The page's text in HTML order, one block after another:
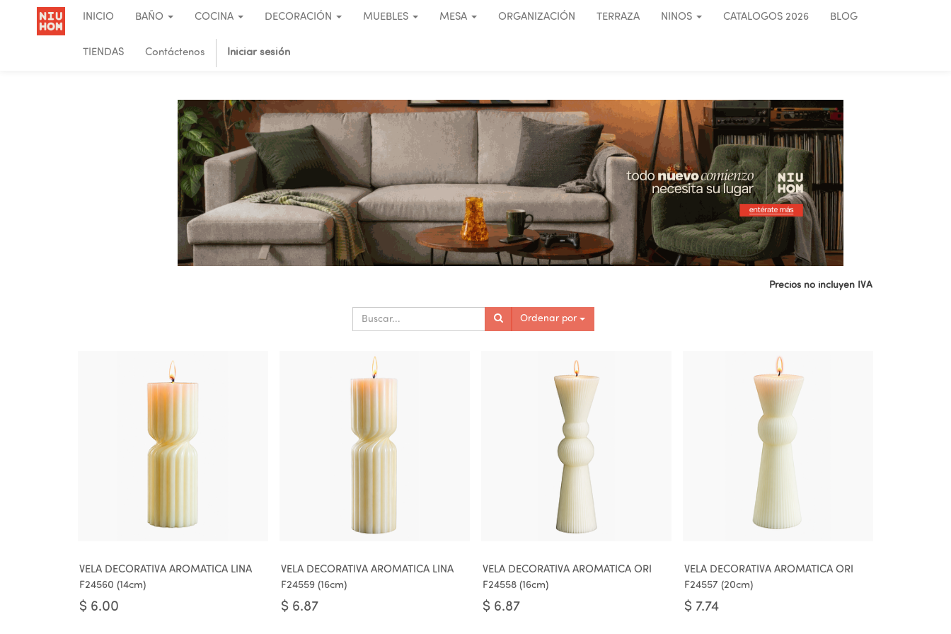
INICIO BAÑO COCINA DECORACIÓN MUEBLES MESA ORGANIZACIÓN TERRAZA NINOS CATALOGOS 2026 BLOG
TIENDAS Contáctenos Iniciar sesión
.
Precios no incluyen IVA
Ordenar por
VELA DECORATIVA AROMATICA LINA
F24560 (14cm)
$ 6.00
VELA DECORATIVA AROMATICA LINA
F24559 (16cm)
$ 6.87
VELA DECORATIVA AROMATICA ORI
F24558 (16cm)
$ 6.87
VELA DECORATIVA AROMATICA ORI
F24557 (20cm)
$ 7.74